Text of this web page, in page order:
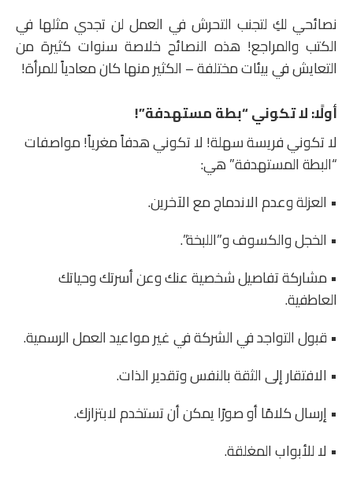
نصائحي لكِ لتجنب التحرش في العمل لن تجدي مثلها في
الكتب والمراجع! هذه النصائح خلاصة سنوات كثيرة من
التعايش في بيئات مختلفة – الكثير منها كان معادياً للمرأة!
أولًا: لا تكوني “بطة مستهدفة”!
لا تكوني فريسة سهلة! لا تكوني هدفاً مغرياً! مواصفات
“البطة المستهدفة” هي:
• العزلة وعدم الاندماج مع الآخرين.
• الخجل والكسوف و”اللبخة”.
• مشاركة تفاصيل شخصية عنك وعن أسرتك وحياتك
العاطفية.
• قبول التواجد في الشركة في غير مواعيد العمل الرسمية.
• الافتقار إلى الثقة بالنفس وتقدير الذات.
• إرسال كلامًا أو صورًا يمكن أن تستخدم لابتزازك.
• لا للأبواب المغلقة.